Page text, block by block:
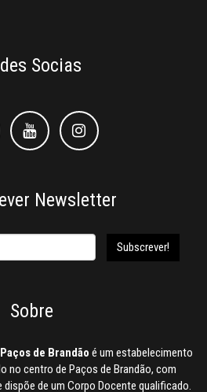
Socias
FacebookInstagram
Newsletter
Sobre
de Brandão é um estabelecimento
no centro de Paços de Brandão, com
de um Corpo Docente qualificado.